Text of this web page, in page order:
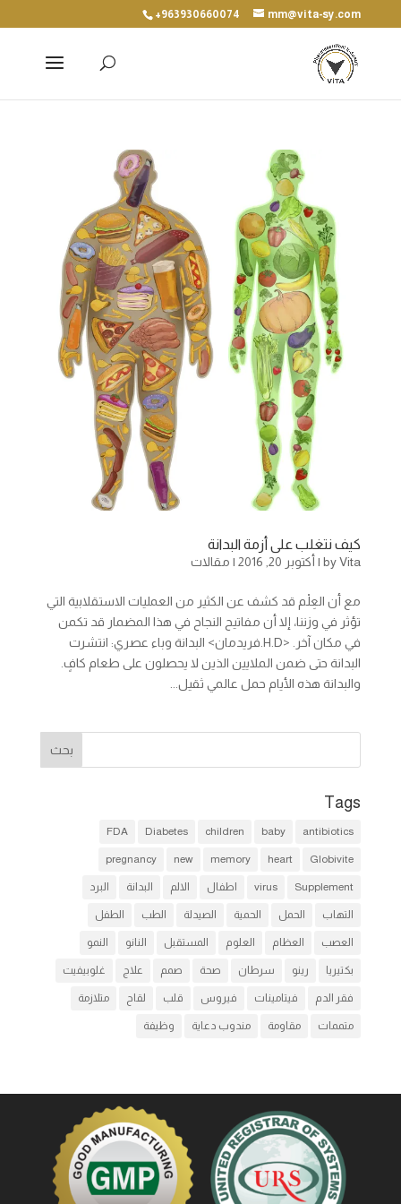
+963930660074 mm@vita-sy.com
كيف نتغلب على أزمة البدانة
byVita
| أكتوبر 20, 2016 | مقالات
مع أن العِلْم قد كشف عن الكثير من العمليات الاستقلابية التي
تؤثر في وزننا، إلا أن مفاتيح النجاح في هذا المضمار قد تكمن
في مكان آخر. <H.D.فريدمان> البدانة وباء عصري: انتشرت
البدانة حتى ضمن الملايين الذين لا يحصلون على طعام كافٍ.
والبدانة هذه الأيام حمل عالمي ثقيل...
Tags
antibiotics
baby
children
Diabetes
FDA
Globivite
heart
memory
new
pregnancy
Supplement
virus اطفال الالم البدانة البرد
التهاب الحمل الحمية الصيدلة الطب الطفل
العصب العظام العلوم المستقبل النانو النمو
بكتيريا رينو سرطان صحة صمم علاج غلوبيفيت
فقر الدم فيتامينات فيروس قلب لقاح متلازمة
متممات مقاومة مندوب دعاية وظيفة